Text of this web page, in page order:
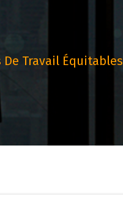
De Travail Équitables